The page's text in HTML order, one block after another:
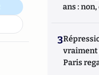
ans :
3
vraiment
Paris